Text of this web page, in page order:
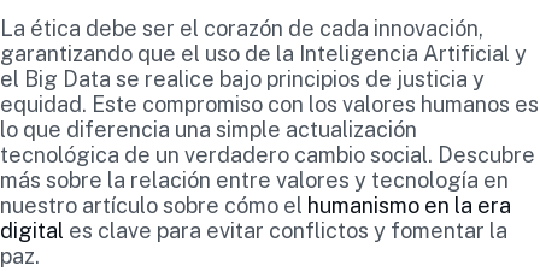
La ética debe ser el corazón de cada innovación,
garantizando que el uso de la Inteligencia Artificial y
el Big Data se realice bajo principios de justicia y
equidad. Este compromiso con los valores humanos es
lo que diferencia una simple actualización
tecnológica de un verdadero cambio social. Descubre
más sobre la relación entre valores y tecnología en
nuestro artículo sobre cómo el humanismo en la era
digital es clave para evitar conflictos y fomentar la
paz.